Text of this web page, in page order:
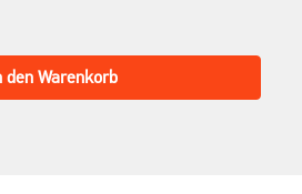
den Warenkorb